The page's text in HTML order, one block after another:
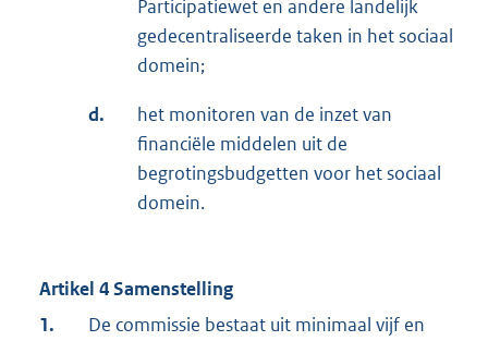
Participatiewet en andere landelijk
gedecentraliseerde taken in het sociaal
domein;
d.
het monitoren van de inzet van
financiële middelen uit de
begrotingsbudgetten voor het sociaal
domein.
Artikel 4 Samenstelling
1.
De commissie bestaat uit minimaal vijf en